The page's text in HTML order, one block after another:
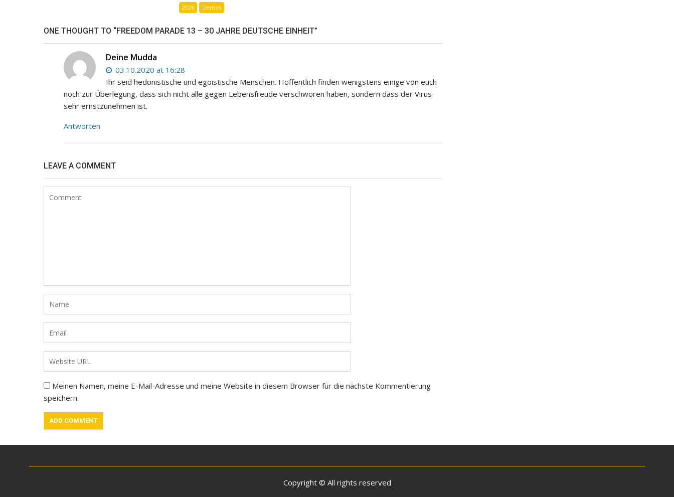
2026 Demos
ONE THOUGHT TO “FREEDOM PARADE 13 – 30 JAHRE DEUTSCHE EINHEIT”
Deine Mudda
03.10.2020 at 16:28
Ihr seid hedonistische und egoistische Menschen. Hoffentlich finden wenigstens einige von euch
noch zur Überlegung, dass sich nicht alle gegen Lebensfreude verschworen haben, sondern dass der Virus
sehr ernstzunehmen ist.
Antworten
LEAVE A COMMENT
Meinen Namen, meine E-Mail-Adresse und meine Website in diesem Browser für die nächste Kommentierung
speichern.
Copyright © All rights reserved